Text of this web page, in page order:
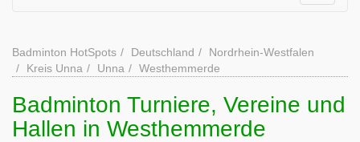
Badminton HotSpots Deutschland
Nordrhein-Westfalen
Kreis Unna
Unna Westhemmerde
Badminton Turniere, Vereine und
Hallen in Westhemmerde